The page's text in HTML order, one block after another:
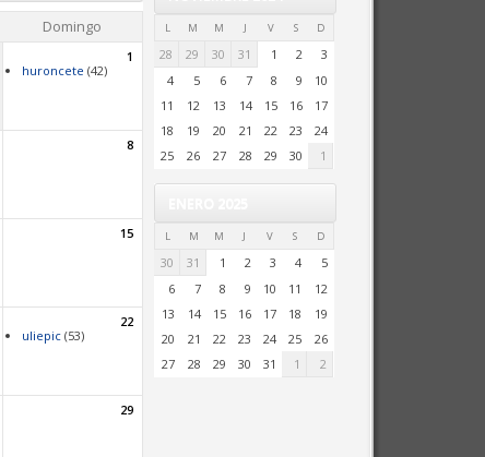
Domingo
1
huroncete (42)
8
15
22
uliepic(53)
29
L M M J V S D
28 29 30 31 1 2
3
4
5 6 7 8 9
10
11
12 13 14 15 16
17
18
19 20 21 22 23
24
25
26 27 28 29 30 1
L M M J V S D
30 31 1 2 3 4
5
6
7 8 9 10 11
12
13
14 15 16 17 18
19
20
21 22 23 24 25
26
27
28 29 30 31 1 2